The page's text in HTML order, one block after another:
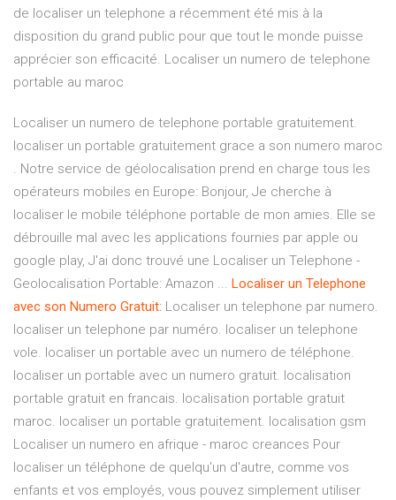
de localiser un telephone a récemment été mis à la
disposition du grand public pour que tout le monde puisse
apprécier son efficacité. Localiser un numero de telephone
portable au maroc
Localiser un numero de telephone portable gratuitement.
localiser un portable gratuitement grace a son numero maroc
. Notre service de géolocalisation prend en charge tous les
opérateurs mobiles en Europe: Bonjour, Je cherche à
localiser le mobile téléphone portable de mon amies. Elle se
débrouille mal avec les applications fournies par apple ou
google play, J'ai donc trouvé une Localiser un Telephone -
Geolocalisation Portable: Amazon ... Localiser un Telephone
avec son Numero Gratuit: Localiser un telephone par numero.
localiser un telephone par numéro. localiser un telephone
vole. localiser un portable avec un numero de téléphone.
localiser un portable avec un numero gratuit. localisation
portable gratuit en francais. localisation portable gratuit
maroc. localiser un portable gratuitement. localisation gsm
Localiser un numero en afrique - maroc creances Pour
localiser un téléphone de quelqu'un d'autre, comme vos
enfants et vos employés, vous pouvez simplement utiliser